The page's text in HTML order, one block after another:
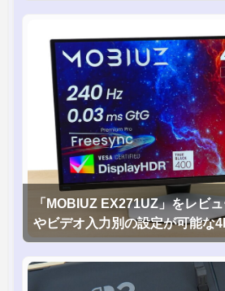
「MOBIUZ EX271UZ」をレビ
やビデオ入力別の設定が可能な
グモニタを徹底検証